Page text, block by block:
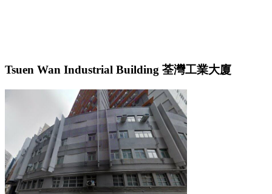
Tsuen Wan Industrial Building 荃灣工業大廈